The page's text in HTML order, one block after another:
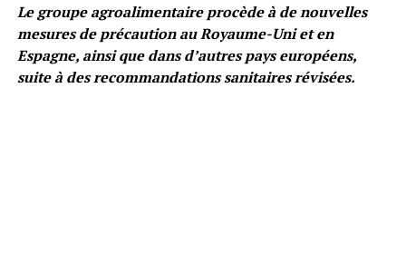
Le groupe agroalimentaire procède à de nouvelles
mesures de précaution au Royaume-Uni et en
Espagne, ainsi que dans d’autres pays européens,
suite à des recommandations sanitaires révisées.